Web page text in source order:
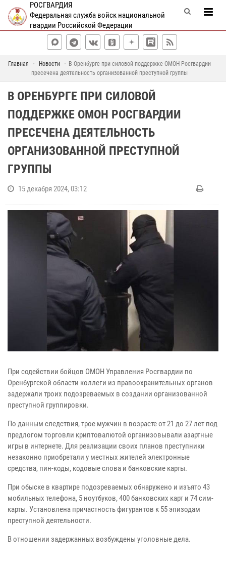
РОСГВАРДИЯ
Федеральная служба войск национальной
гвардии Российской Федерации
Главная Новости
В Оренбурге при силовой поддержке ОМОН Росгвардии
пресечена деятельность организованной преступной группы
В ОРЕНБУРГЕ ПРИ СИЛОВОЙ
ПОДДЕРЖКЕ ОМОН РОСГВАРДИИ
ПРЕСЕЧЕНА ДЕЯТЕЛЬНОСТЬ
ОРГАНИЗОВАННОЙ ПРЕСТУПНОЙ
ГРУППЫ
15 декабря 2024, 03:12
При содействии бойцов ОМОН Управления Росгвардии по
Оренбургской области коллеги из правоохранительных органов
задержали троих подозреваемых в создании организованной
преступной группировки.
По данным следствия, трое мужчин в возрасте от 21 до 27 лет под
предлогом торговли криптовалютой организовывали азартные
игры в интернете. Для реализации своих планов преступники
незаконно приобретали у местных жителей электронные
средства, пин-коды, кодовые слова и банковские карты.
При обыске в квартире подозреваемых обнаружено и изъято 43
мобильных телефона, 5 ноутбуков, 400 банковских карт и 74 сим-
карты. Установлена причастность фигурантов к 55 эпизодам
преступной деятельности.
В отношении задержанных возбуждены уголовные дела.